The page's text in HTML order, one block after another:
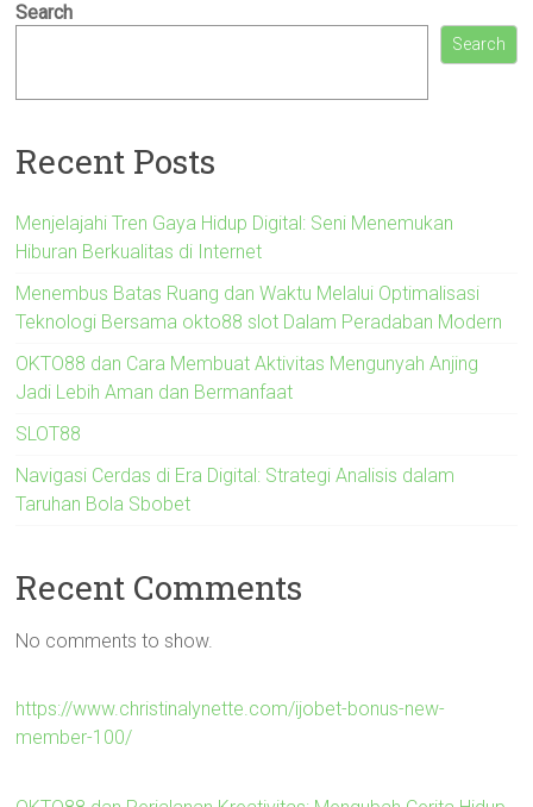
Search
Search
Recent Posts
Menjelajahi Tren Gaya Hidup Digital: Seni Menemukan
Hiburan Berkualitas di Internet
Menembus Batas Ruang dan Waktu Melalui Optimalisasi
Teknologi Bersama okto88 slot Dalam Peradaban Modern
OKTO88 dan Cara Membuat Aktivitas Mengunyah Anjing
Jadi Lebih Aman dan Bermanfaat
SLOT88
Navigasi Cerdas di Era Digital: Strategi Analisis dalam
Taruhan Bola Sbobet
Recent Comments
No comments to show.
https://www.christinalynette.com/ijobet-bonus-new-
member-100/